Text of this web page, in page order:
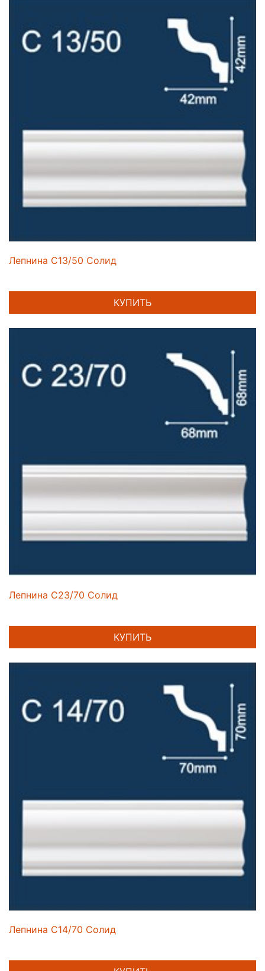
Лепнина C13/50 Солид
КУПИТЬ
Лепнина C23/70 Солид
КУПИТЬ
Лепнина C14/70 Солид